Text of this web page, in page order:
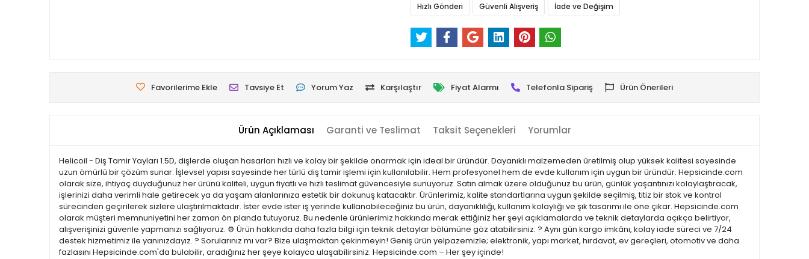
Hızlı Gönderi Güvenli Alışveriş İade ve Değişim
Favorilerime Ekle Tavsiye Et Yorum Yaz Karşılaştır Fiyat Alarmı Telefonla Sipariş Ürün Önerileri
Ürün Açıklaması Garanti ve Teslimat Taksit Seçenekleri Yorumlar
Helicoil - Diş Tamir Yayları 1.5D, dişlerde oluşan hasarları hızlı ve kolay bir şekilde onarmak için ideal bir üründür. Dayanıklı malzemeden üretilmiş olup yüksek kalitesi sayesinde
uzun ömürlü bir çözüm sunar. İşlevsel yapısı sayesinde her türlü diş tamir işlemi için kullanılabilir. Hem profesyonel hem de evde kullanım için uygun bir üründür. Hepsicinde.com
olarak size, ihtiyaç duyduğunuz her ürünü kaliteli, uygun fiyatlı ve hızlı teslimat güvencesiyle sunuyoruz. Satın almak üzere olduğunuz bu ürün, günlük yaşantınızı kolaylaştıracak,
işlerinizi daha verimli hale getirecek ya da yaşam alanlarınıza estetik bir dokunuş katacaktır. Ürünlerimiz, kalite standartlarına uygun şekilde seçilmiş, titiz bir stok ve kontrol
sürecinden geçirilerek sizlere ulaştırılmaktadır. İster evde ister iş yerinde kullanabileceğiniz bu ürün, dayanıklılığı, kullanım kolaylığı ve şık tasarımı ile öne çıkar. Hepsicinde.com
olarak müşteri memnuniyetini her zaman ön planda tutuyoruz. Bu nedenle ürünlerimiz hakkında merak ettiğiniz her şeyi açıklamalarda ve teknik detaylarda açıkça belirtiyor,
alışverişinizi güvenle yapmanızı sağlıyoruz. ⚙️ Ürün hakkında daha fazla bilgi için teknik detaylar bölümüne göz atabilirsiniz. ? Aynı gün kargo imkânı, kolay iade süreci ve 7/24
destek hizmetimiz ile yanınızdayız. ? Sorularınız mı var? Bize ulaşmaktan çekinmeyin! Geniş ürün yelpazemizle; elektronik, yapı market, hırdavat, ev gereçleri, otomotiv ve daha
fazlasını Hepsicinde.com'da bulabilir, aradığınız her şeye kolayca ulaşabilirsiniz. Hepsicinde.com – Her şey içinde!